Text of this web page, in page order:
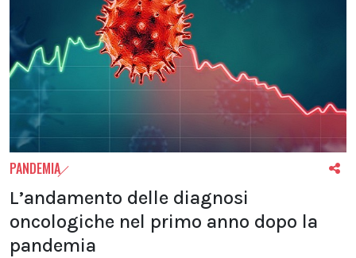
PANDEMIA
L’andamento delle diagnosi
oncologiche nel primo anno dopo la
pandemia